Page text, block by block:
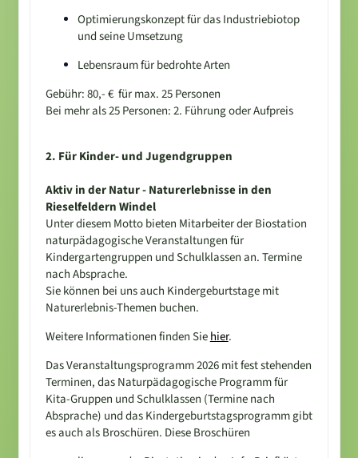
Optimierungskonzept für das Industriebiotop
und seine Umsetzung
Lebensraum für bedrohte Arten
Gebühr: 80,- € für max. 25 Personen
Bei mehr als 25 Personen: 2. Führung oder Aufpreis
2. Für Kinder- und Jugendgruppen
Aktiv in der Natur - Naturerlebnisse in den
Rieselfeldern Windel
Unter diesem Motto bieten Mitarbeiter der Biostation
naturpädagogische Veranstaltungen für
Kindergartengruppen und Schulklassen an. Termine
nach Absprache.
Sie können bei uns auch Kindergeburtstage mit
Naturerlebnis-Themen buchen.
Weitere Informationen finden Sie hier.
Das Veranstaltungsprogramm 2026 mit fest stehenden
Terminen, das Naturpädagogische Programm für
Kita-Gruppen und Schulklassen (Termine nach
Absprache) und das Kindergeburtstagsprogramm gibt
es auch als Broschüren. Diese Broschüren